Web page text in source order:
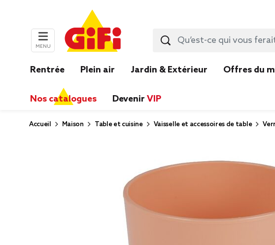
MENU
Rentrée Plein air Jardin & Extérieur Offres du
Nos catalogues Devenir VIP
Accueil Maison Table et cuisine Vaisselle et accessoires de table